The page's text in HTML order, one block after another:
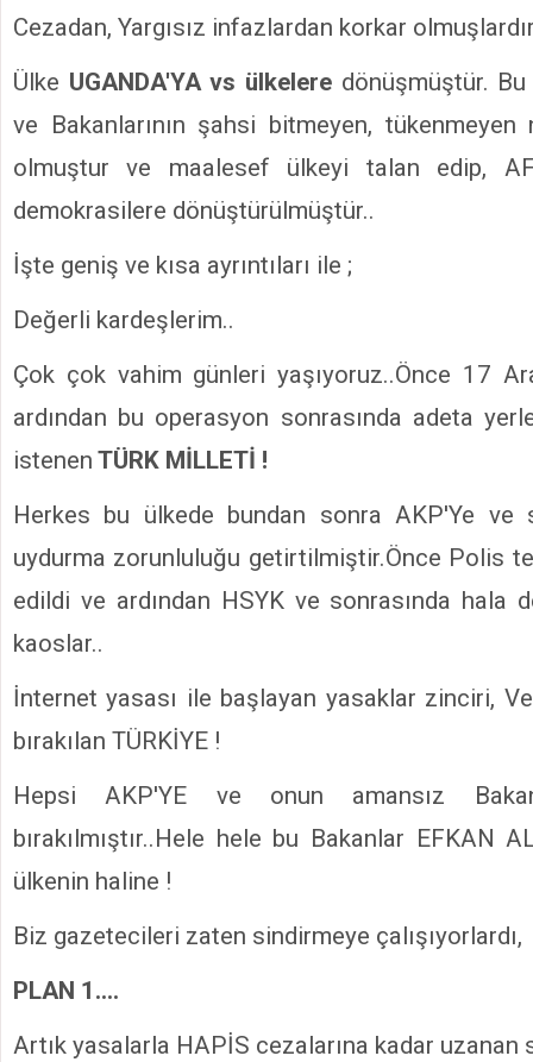
Cezadan, Yargısız infazlardan korkar
Ülke UGANDA'YA vs ülkeleredönüşmüştür. Bu
ve Bakanlarının şahsi bitmeyen, tükenmeyen
olmuştur ve maalesef ülkeyi talan edip,
demokrasilere dönüştürülmüştür..
İşte geniş ve kısa ayrıntıları ile ;
Değerli kardeşlerim..
Çok çok vahim günleri yaşıyoruz..Önce 17
ardından bu operasyon sonrasında adeta
istenen TÜRK MİLLETİ !
Herkes bu ülkede bundan sonra AKP'Ye ve
uydurma zorunluluğu getirtilmiştir.Önce Polis
edildi ve ardından HSYK ve sonrasında hala
kaoslar..
İnternet yasası ile başlayan yasaklar zinciri,
bırakılan TÜRKİYE !
Hepsi AKP'YE ve onun amansız
bırakılmıştır..Hele hele bu Bakanlar EFKAN
ülkenin haline !
Biz gazetecileri zaten sindirmeye
PLAN 1....
Artık yasalarla HAPİS cezalarına kadar